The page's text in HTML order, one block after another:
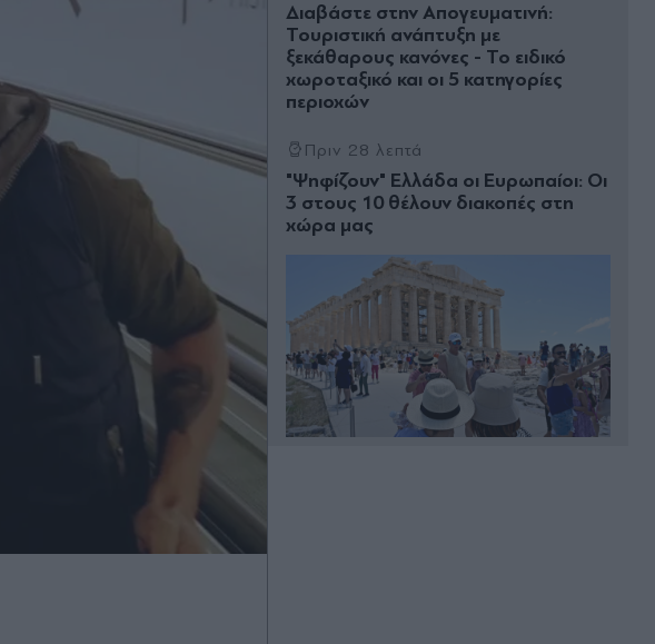
Διαβάστε στην Απογευματινή:
Τουριστική ανάπτυξη με
ξεκάθαρους κανόνες - Το ειδικό
χωροταξικό και οι 5 κατηγορίες
περιοχών
Πριν 28 λεπτά
"Ψηφίζουν" Ελλάδα οι Ευρωπαίοι: Οι
3 στους 10 θέλουν διακοπές στη
χώρα μας